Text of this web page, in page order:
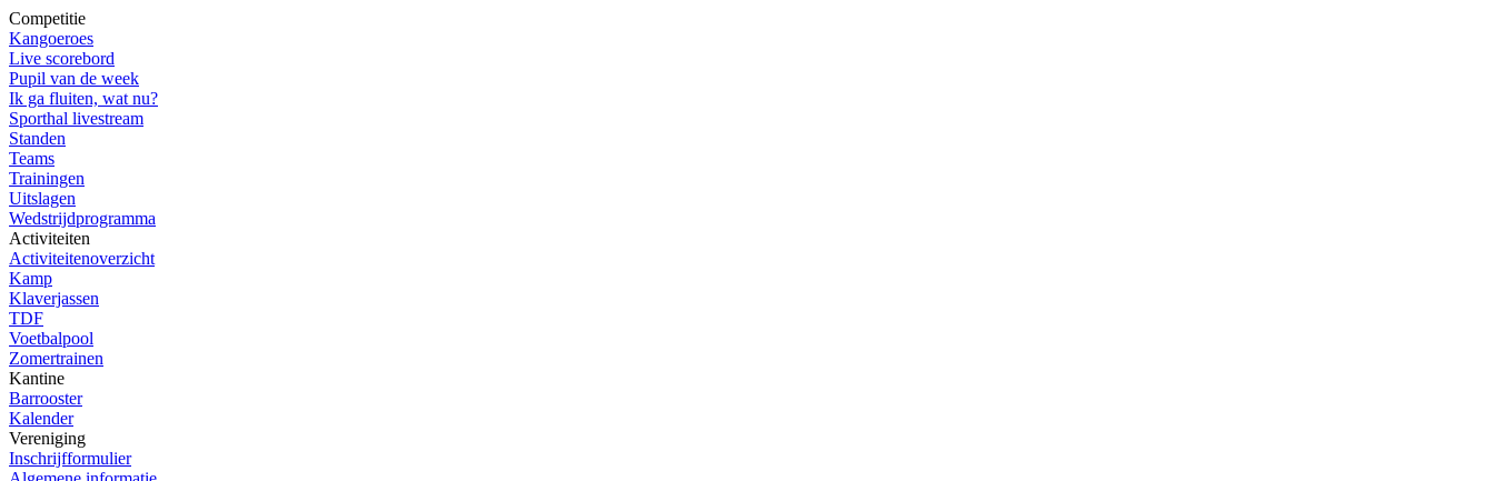
Competitie
Kangoeroes
Live scorebord
Pupil van de week
Ik ga fluiten, wat nu?
Sporthal livestream
Standen
Teams
Trainingen
Uitslagen
Wedstrijdprogramma
Activiteiten
Activiteitenoverzicht
Kamp
Klaverjassen
TDF
Voetbalpool
Zomertrainen
Kantine
Barrooster
Kalender
Vereniging
Inschrijfformulier